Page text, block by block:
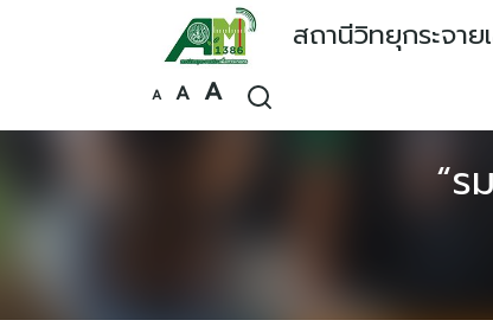
สถานีวิทยุกระจาย
A
Decrease
font
A Reset
font
size.
AIncrease
font
size.
“ร